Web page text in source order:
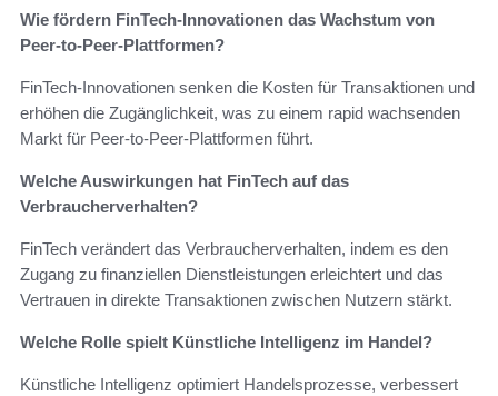
Wie fördern FinTech-Innovationen das Wachstum von
Peer-to-Peer-Plattformen?
FinTech-Innovationen senken die Kosten für Transaktionen und
erhöhen die Zugänglichkeit, was zu einem rapid wachsenden
Markt für Peer-to-Peer-Plattformen führt.
Welche Auswirkungen hat FinTech auf das
Verbraucherverhalten?
FinTech verändert das Verbraucherverhalten, indem es den
Zugang zu finanziellen Dienstleistungen erleichtert und das
Vertrauen in direkte Transaktionen zwischen Nutzern stärkt.
Welche Rolle spielt Künstliche Intelligenz im Handel?
Künstliche Intelligenz optimiert Handelsprozesse, verbessert